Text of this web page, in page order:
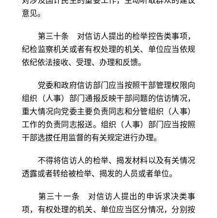
意见。
第三十条 对信访人提出的检举控告类事项，
纪检监察机关或者有权处理的机关、单位应当依规
依纪依法接收、受理、办理和反馈。
党委和政府信访部门应当按照干部管理权限向
组织（人事）部门通报反映干部问题的信访情况，
重大情况向党委主要负责同志和分管组织（人事）
工作的负责同志报送。组织（人事）部门应当按照
干部选拔任用监督的有关规定进行办理。
不得将信访人的检举、揭发材料以及有关情况
透露或者转给被检举、揭发的人员或者单位。
第三十一条 对信访人提出的申诉求决类事
项，有权处理的机关、单位应当区分情况，分别按